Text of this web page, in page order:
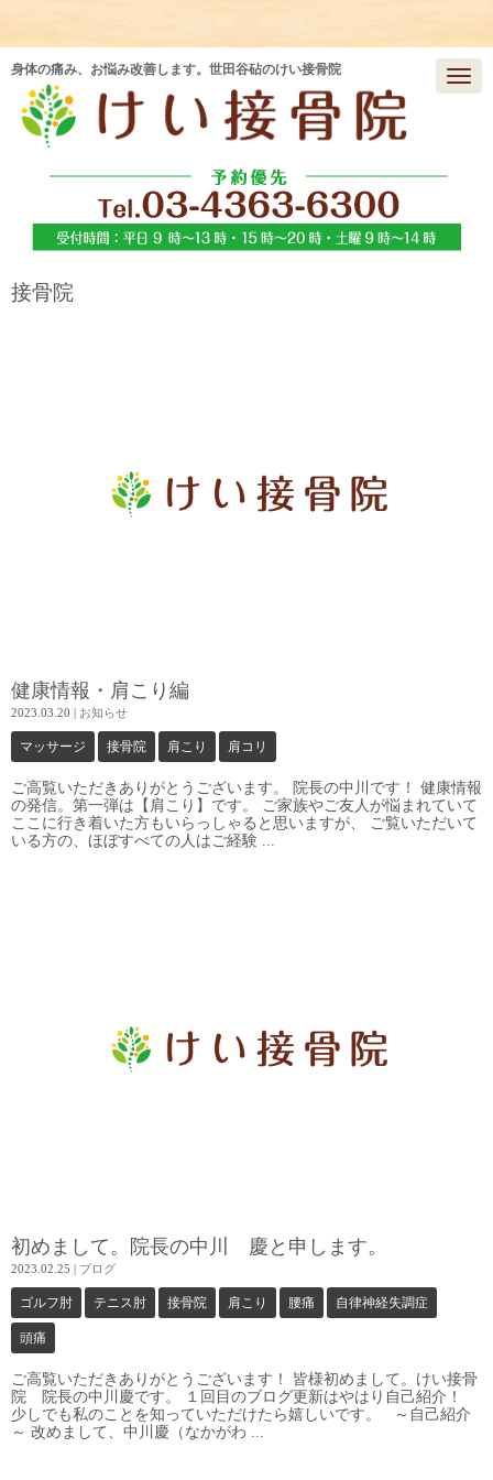
N
a
身体の痛み、お悩み改善します。世田谷砧のけい接骨院
接骨院
健康情報・肩こり編
2023.03.20 お知らせ
マッサージ 接骨院 肩こり 肩コリ
ご高覧いただきありがとうございます。 院長の中川です！ 健康情報
の発信。第一弾は【肩こり】です。 ご家族やご友人が悩まれていて
ここに行き着いた方もいらっしゃると思いますが、 ご覧いただいて
いる方の、ほぼすべての人はご経験 ...
初めまして。院長の中川 慶と申します。
2023.02.25 | ブログ
ゴルフ肘 テニス肘 接骨院 肩こり 腰痛 自律神経失調症
頭痛
ご高覧いただきありがとうございます！ 皆様初めまして。けい接骨
院 院長の中川慶です。 １回目のブログ更新はやはり自己紹介！
少しでも私のことを知っていただけたら嬉しいです。 ～自己紹介
～ 改めまして、中川慶（なかがわ ...